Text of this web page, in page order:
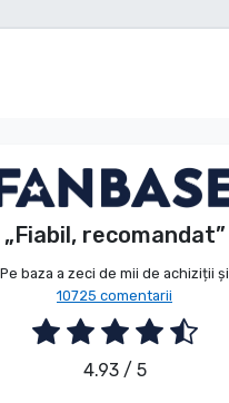
„Fiabil, recomandat”
Pe baza a zeci de mii de achiziții și
10725 comentarii
4.93 / 5
Anonim Client
2026. 08. 05.